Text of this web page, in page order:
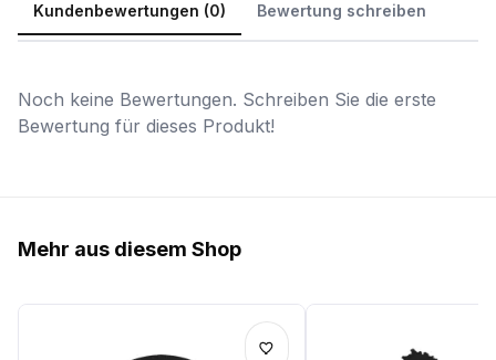
Kundenbewertungen (0) Bewertung schreiben
Noch keine Bewertungen. Schreiben Sie die erste
Bewertung für dieses Produkt!
Mehr aus diesem Shop